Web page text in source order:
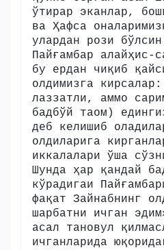
ўтирар эканлар,
ва Ҳафса
улардан рози
Пайғамбар алайҳис-
бу ердан чиқиб
олдимизга
лаззатли, аммо
бадбўй таом)
деб келишиб
олдиларига
иккалалари ўша
Шунда ҳар қандай
кўрадигаи
фақат Зайнабнинг
шарбатни ичган
асал тановул
ичганларида